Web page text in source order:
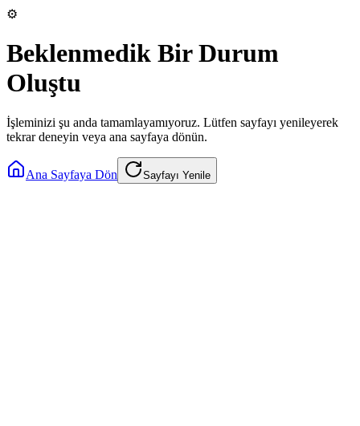
⚙️
Beklenmedik Bir Durum
Oluştu
İşleminizi şu anda tamamlayamıyoruz. Lütfen sayfayı yenileyerek
tekrar deneyin veya ana sayfaya dönün.
Ana Sayfaya Dön Sayfayı Yenile